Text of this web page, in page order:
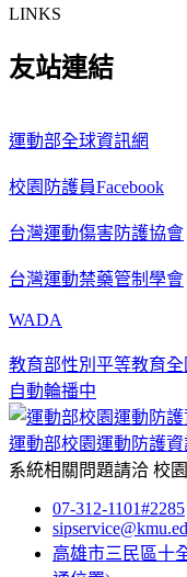
LINKS
友站連結
運動部全球資訊網
校園防護員Facebook
台灣運動傷害防護協會
台灣運動禁藥管制學會
WADA
教育部性別平等教育全
自動輪播中
運動部校園運動防護資
系統相關問題請洽 校
07-312-1101#2285
高雄市三民區十